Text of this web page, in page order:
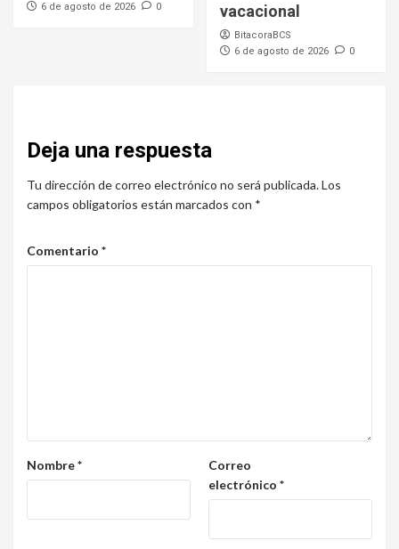
6 de agosto de 2026
0
vacacional
BitacoraBCS
6 de agosto de 2026
0
Deja una respuesta
Tu dirección de correo electrónico no será publicada.Los
campos obligatorios están marcados con *
Comentario *
Nombre*
Correo
electrónico *